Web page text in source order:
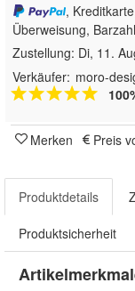
,
Überweisung,
Zustellung: Di, 11.
Verkäufer: moro-
Merken Preis
Produktdetails
Produktsicherheit